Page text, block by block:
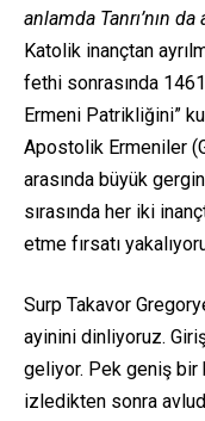
anlamda Tanrı’nın
Katolik inançtan
fethi sonrasında
Ermeni Patrikliğini”
Apostolik Ermeniler
arasında büyük
sırasında her iki
etme fırsatı
Surp Takavor
ayinini dinliyoruz.
geliyor. Pek geniş
izledikten sonra